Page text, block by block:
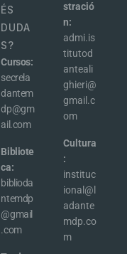
ÉS
DUDA
S?
Cursos:
secrela
dantem
dp@gm
ail.com
Bibliote
ca:
biblioda
ntemdp
@gmail
.com
stració
n:
admi.is
titutod
anteali
ghieri@
gmail.c
om
Cultura
:
instituc
ional@l
adante
mdp.co
m